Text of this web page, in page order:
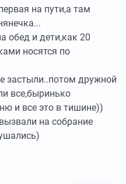
на пути,а там
обед и дети,как 20
носятся по
застыли..потом дружной
все,быринько
и все это в тишине))
на собрание